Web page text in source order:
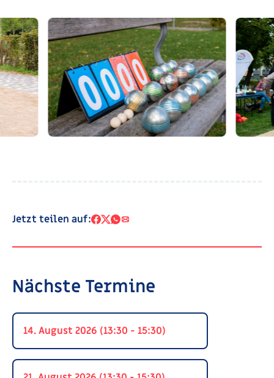
Jetzt teilen auf:
Nächste Termine
14. August 2026 (13:30 - 15:30)